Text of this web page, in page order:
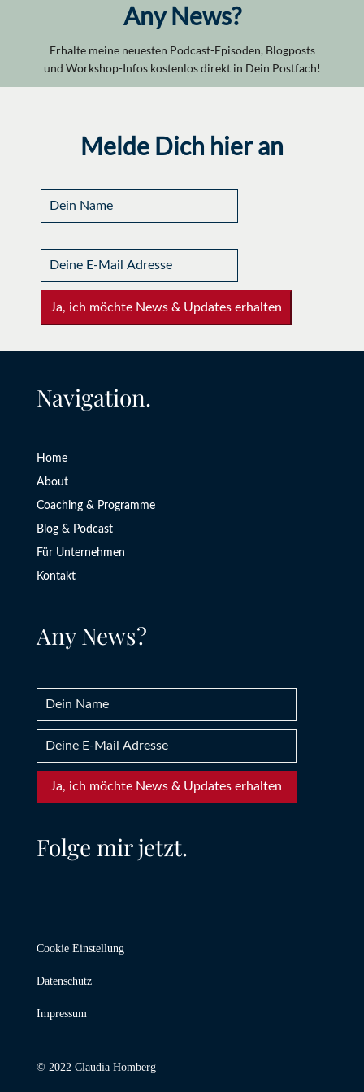
Any News?
Erhalte meine neuesten Podcast-Episoden, Blogposts
und Workshop-Infos kostenlos direkt in Dein Postfach!
Melde Dich hier an
Ja, ich möchte News & Updates erhalten
Navigation.
Home
About
Coaching & Programme
Blog & Podcast
Für Unternehmen
Kontakt
Any News?
Ja, ich möchte News & Updates erhalten
Folge mir jetzt.
Cookie Einstellung
Datenschutz
Impressum
© 2022 Claudia Homberg